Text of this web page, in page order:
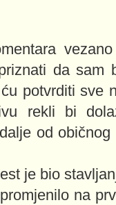
da sam
potvrditi sve
rekli bi
od
je bio
na